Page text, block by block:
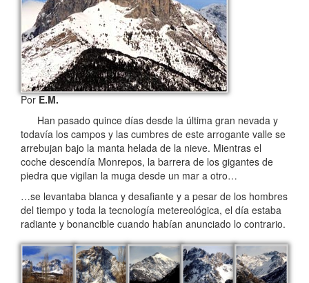
PorE.M.
Han pasado quince días desde la última gran nevada y
todavía los campos y las cumbres de este arrogante valle se
arrebujan bajo la manta helada de la nieve. Mientras el
coche descendía Monrepos, la barrera de los gigantes de
piedra que vigilan la muga desde un mar a otro…
…se levantaba blanca y desafiante y a pesar de los hombres
del tiempo y toda la tecnología metereológica, el día estaba
radiante y bonancible cuando habían anunciado lo contrario.